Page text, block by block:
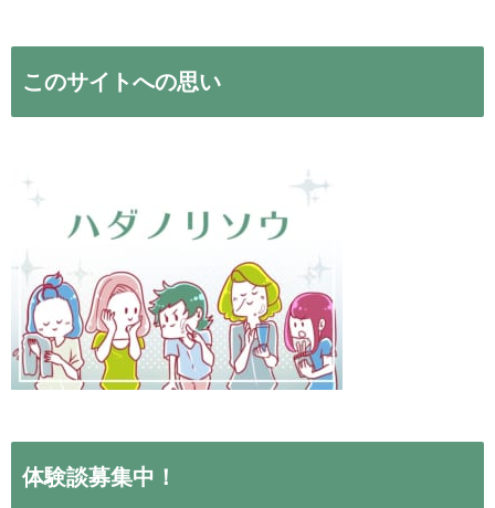
このサイトへの思い
体験談募集中！